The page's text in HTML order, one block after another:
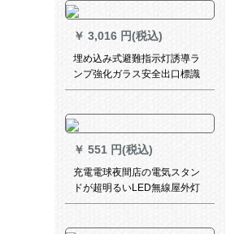
ンプは65 Wアップグレードし
ます。
￥ 3,016 円(税込)
埋め込み式避難指示灯誘導ラ
ンプ強化ガラス安全出口標識
灯透明吊牌安全出口E 1図
￥ 551 円(税込)
充電電球夜間店の電気スタン
ドが超明るいLED無線屋外灯
が停電したら、緊急灯家庭用